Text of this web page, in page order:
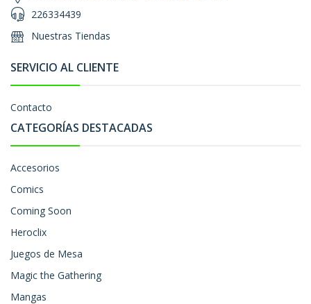
226334439
Nuestras Tiendas
SERVICIO AL CLIENTE
Contacto
CATEGORÍAS DESTACADAS
Accesorios
Comics
Coming Soon
Heroclix
Juegos de Mesa
Magic the Gathering
Mangas